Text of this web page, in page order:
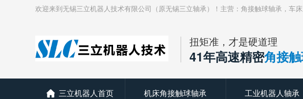
欢迎来到无锡三立机器人技术有限公司（原无锡三立轴承）！主营：角接触球轴承，车
扭矩准，才是硬道理
41年高速精密角接
三立机器人首页 机床角接触球轴承 工业机器人轴承